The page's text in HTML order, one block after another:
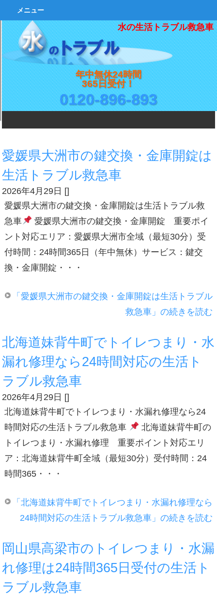
水の生活トラブル救急車
年中無休24時間
365日受付！
0120-896-893
メニュー
愛媛県大洲市の鍵交換・金庫開錠は
生活トラブル救急車
2026年4月29日 []
愛媛県大洲市の鍵交換・金庫開錠は生活トラブル救
急車
愛媛県大洲市の鍵交換・金庫開錠 重要ポイ
ント対応エリア：愛媛県大洲市全域（最短30分）受
付時間：24時間365日（年中無休）サービス：鍵交
換・金庫開錠・・・
「愛媛県大洲市の鍵交換・金庫開錠は生活トラブル
救急車」の続きを読む
北海道妹背牛町でトイレつまり・水
漏れ修理なら24時間対応の生活ト
ラブル救急車
2026年4月29日 []
北海道妹背牛町でトイレつまり・水漏れ修理なら24
時間対応の生活トラブル救急車
北海道妹背牛町の
トイレつまり・水漏れ修理 重要ポイント対応エリ
ア：北海道妹背牛町全域（最短30分）受付時間：24
時間365・・・
「北海道妹背牛町でトイレつまり・水漏れ修理なら
24時間対応の生活トラブル救急車」の続きを読む
岡山県高梁市のトイレつまり・水漏
れ修理は24時間365日受付の生活ト
ラブル救急車